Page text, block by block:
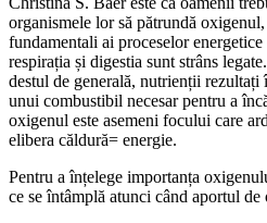
organismele lor să pătrundă
fundamentali ai proceselor
respirația și digestia sunt strâns
destul de generală, nutrienții rezultați
unui combustibil necesar pentru a
oxigenul este asemeni focului care
elibera căldură= energie.
Pentru a înțelege importanța
ce se întâmplă atunci când